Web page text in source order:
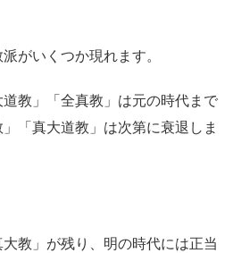
がいくつか現れます。
教」「全真教」は元の時代まで
「真大道教」は次第に衰退しま
教」が残り、明の時代には正当